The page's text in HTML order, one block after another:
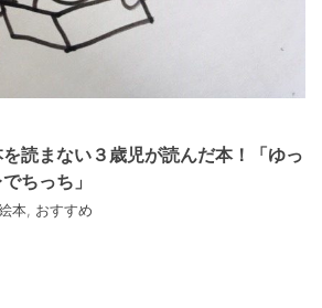
を読まない３歳児が読んだ本！「ゆっ
ちっち」
本 おすすめ